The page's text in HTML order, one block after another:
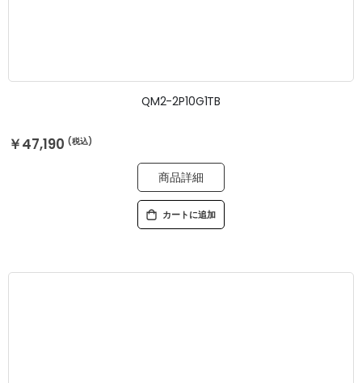
QM2-2P10G1TB
￥47,190
商品詳細
カートに追加